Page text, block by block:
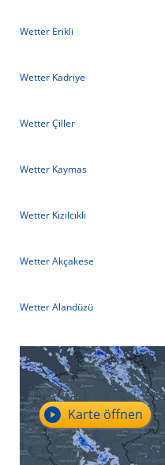
Wetter Erikli
Wetter Kadriye
Wetter Çiller
Wetter Kaymas
Wetter Kızılcıklı
Wetter Akçakese
Wetter Alandüzü
Karte öffnen